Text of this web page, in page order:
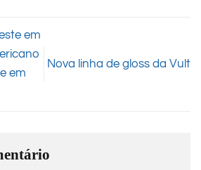
em
em
Nova linha de gloss da Vult